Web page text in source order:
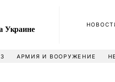
Украине
АРМИЯ И ВООРУЖЕНИЕ